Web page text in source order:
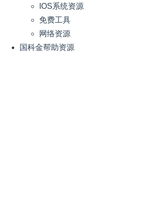
IOS系统资源
免费工具
网络资源
国科金帮助资源